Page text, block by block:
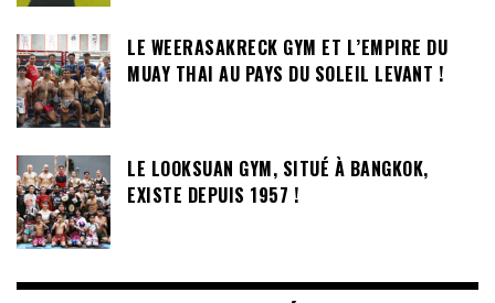
LE WEERASAKRECK GYM ET L’EMPIRE DU
MUAY THAI AU PAYS DU SOLEIL LEVANT !
LE LOOKSUAN GYM, SITUÉ À BANGKOK,
EXISTE DEPUIS 1957 !